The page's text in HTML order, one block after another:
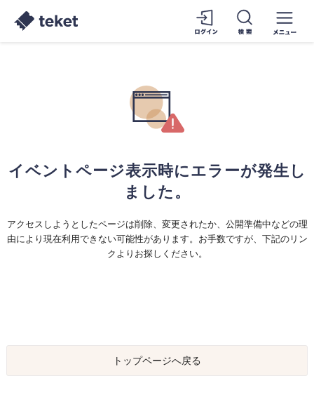
イベントページ表示時にエラーが発生し
ました。
アクセスしようとしたページは削除、変更されたか、公開準備中などの理
由により現在利用できない可能性があります。お手数ですが、下記のリン
クよりお探しください。
トップページへ戻る